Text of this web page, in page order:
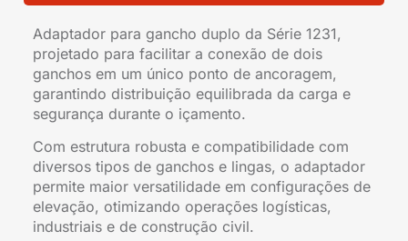
Adaptador para gancho duplo da Série 1231,
projetado para facilitar a conexão de dois
ganchos em um único ponto de ancoragem,
garantindo distribuição equilibrada da carga e
segurança durante o içamento.
Com estrutura robusta e compatibilidade com
diversos tipos de ganchos e lingas, o adaptador
permite maior versatilidade em configurações de
elevação, otimizando operações logísticas,
industriais e de construção civil.